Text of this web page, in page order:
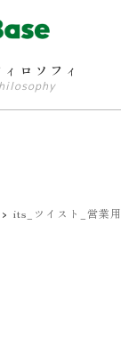
ロソフィ
its_ツイスト_営業用